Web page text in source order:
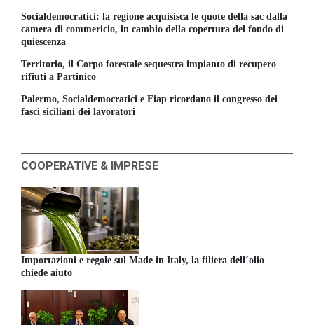
Socialdemocratici: la regione acquisisca le quote della sac dalla
camera di commericio, in cambio della copertura del fondo di
quiescenza
Territorio, il Corpo forestale sequestra impianto di recupero
rifiuti a Partinico
Palermo, Socialdemocratici e Fiap ricordano il congresso dei
fasci siciliani dei lavoratori
COOPERATIVE & IMPRESE
Importazioni e regole sul Made in Italy, la filiera dell´olio
chiede aiuto